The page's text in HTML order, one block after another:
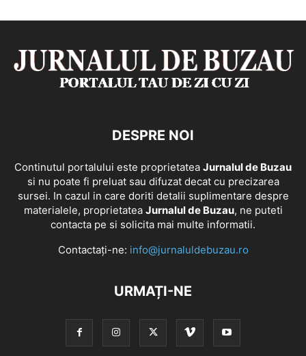
DESPRE NOI
Continutul portalului este proprietatea Jurnalul de Buzau
si nu poate fi preluat sau difuzat decat cu precizarea
sursei. In cazul in care doriti detalii suplimentare despre
materialele, proprietatea Jurnalul de Buzau, ne puteti
contacta pe si solicita mai multe informatii.
Contactați-ne: info@jurnaluldebuzau.ro
URMAȚI-NE